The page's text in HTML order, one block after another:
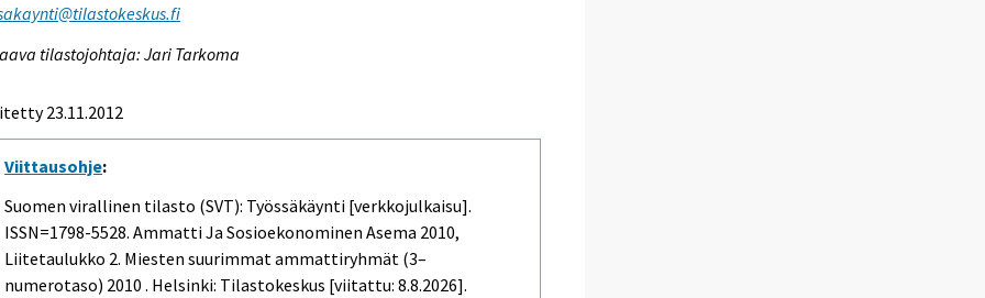
tilastojohtaja: Jari Tarkoma
23.11.2012
Viittausohje:
Suomen virallinen tilasto (SVT): Työssäkäynti [verkkojulkaisu].
ISSN=1798-5528.Ammatti Ja Sosioekonominen Asema 2010,
Liitetaulukko 2. Miesten suurimmat ammattiryhmät (3–
numerotaso) 2010 . Helsinki: Tilastokeskus [viitattu: 8.8.2026].